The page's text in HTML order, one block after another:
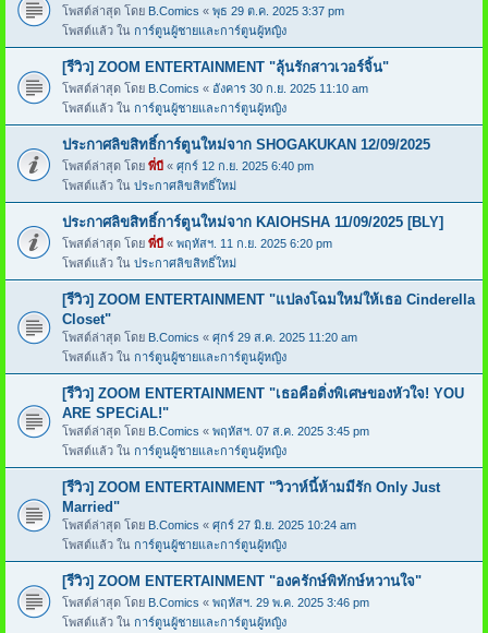
โพสต์ล่าสุด โดย B.Comics « พุธ 29 ต.ค. 2025 3:37 pm
โพสต์แล้ว ใน การ์ตูนผู้ชายและการ์ตูนผู้หญิง
[รีวิว] ZOOM ENTERTAINMENT "ลุ้นรักสาวเวอร์จิ้น"
โพสต์ล่าสุด โดย B.Comics « อังคาร 30 ก.ย. 2025 11:10 am
โพสต์แล้ว ใน การ์ตูนผู้ชายและการ์ตูนผู้หญิง
ประกาศลิขสิทธิ์การ์ตูนใหม่จาก SHOGAKUKAN 12/09/2025
โพสต์ล่าสุด โดย พี่บี « ศุกร์ 12 ก.ย. 2025 6:40 pm
โพสต์แล้ว ใน ประกาศลิขสิทธิ์ใหม่
ประกาศลิขสิทธิ์การ์ตูนใหม่จาก KAIOHSHA 11/09/2025 [BLY]
โพสต์ล่าสุด โดย พี่บี « พฤหัสฯ. 11 ก.ย. 2025 6:20 pm
โพสต์แล้ว ใน ประกาศลิขสิทธิ์ใหม่
[รีวิว] ZOOM ENTERTAINMENT "แปลงโฉมใหม่ให้เธอ Cinderella
Closet"
โพสต์ล่าสุด โดย B.Comics « ศุกร์ 29 ส.ค. 2025 11:20 am
โพสต์แล้ว ใน การ์ตูนผู้ชายและการ์ตูนผู้หญิง
[รีวิว] ZOOM ENTERTAINMENT "เธอคือติ่งพิเศษของหัวใจ! YOU
ARE SPECiAL!"
โพสต์ล่าสุด โดย B.Comics « พฤหัสฯ. 07 ส.ค. 2025 3:45 pm
โพสต์แล้ว ใน การ์ตูนผู้ชายและการ์ตูนผู้หญิง
[รีวิว] ZOOM ENTERTAINMENT "วิวาห์นี้ห้ามมีรัก Only Just
Married"
โพสต์ล่าสุด โดย B.Comics « ศุกร์ 27 มิ.ย. 2025 10:24 am
โพสต์แล้ว ใน การ์ตูนผู้ชายและการ์ตูนผู้หญิง
[รีวิว] ZOOM ENTERTAINMENT "องครักษ์พิทักษ์หวานใจ"
โพสต์ล่าสุด โดย B.Comics « พฤหัสฯ. 29 พ.ค. 2025 3:46 pm
โพสต์แล้ว ใน การ์ตูนผู้ชายและการ์ตูนผู้หญิง